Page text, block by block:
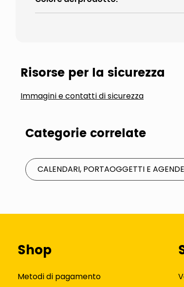
Risorse per la sicurezza
Immagini e contatti di sicurezza
Categorie correlate
CALENDARI, PORTAOGGETTI E AGENDE
Shop
Metodi di pagamento